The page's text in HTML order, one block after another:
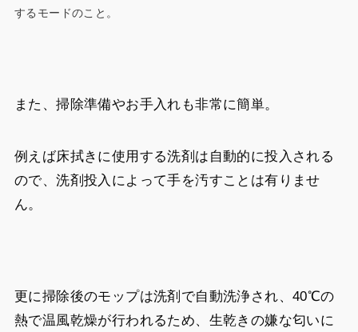
するモードのこと。
また、掃除準備やお手入れも非常に簡単。
例えば床拭きに使用する洗剤は自動的に投入される
ので、洗剤投入によって手を汚すことは有りませ
ん。
更に掃除後のモップは洗剤で自動洗浄され、40℃の
熱で温風乾燥が行われるため、生乾きの嫌な匂いに